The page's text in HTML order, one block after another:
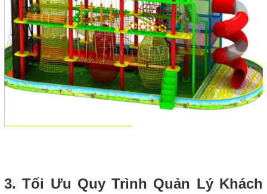
3. Tối Ưu Quy Trình Quản Lý Khách